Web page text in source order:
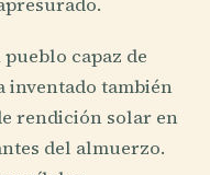
capaz de
inventado también
rendición solar en
del almuerzo.